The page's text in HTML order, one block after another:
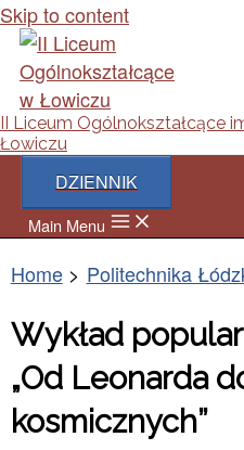
Skip to content
II Liceum Ogólnokształcące
Łowiczu
DZIENNIK
Main Menu
Home Politechnika
Wykład
„Od Leonarda
kosmicznych”